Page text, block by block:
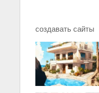
создавать сайты